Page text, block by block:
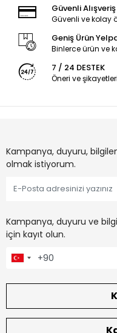
Güvenli Alışveriş
Güvenli ve kolay
Geniş Ürün
Binlerce ürün ve
7 / 24 DESTEK
Öneri ve
Kampanya, duyuru,
olmak istiyorum.
Kampanya, duyuru ve
için kayıt olun.